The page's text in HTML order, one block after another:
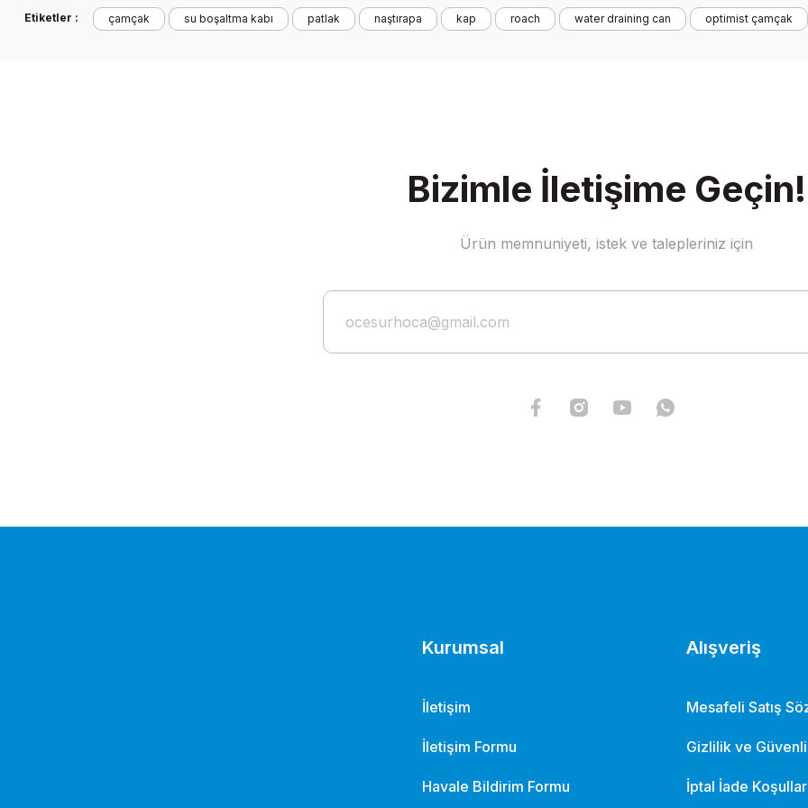
Yorum Yaz
Ürün açıklamasında eksik bilgiler bulunuyor.
Etiketler : çamçak su boşaltma kabı patlak naştırapa kap roach water draining can optimist çamçak
Bizimle İletişime Geçin!
Ürün memnuniyeti, istek ve talepleriniz için
Kurumsal
İletişim
İletişim Formu
Havale Bildirim Formu
Alışveriş
Mesafeli Satış
Gizlilik ve
İptal İade